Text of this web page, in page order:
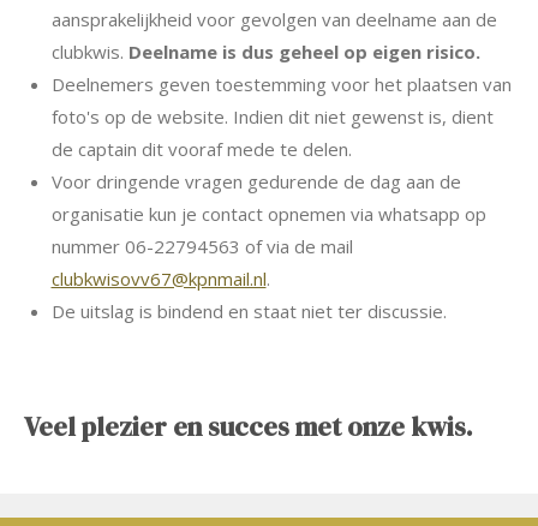
aansprakelijkheid voor gevolgen van deelname aan de
clubkwis. Deelname is dus geheel op eigen risico.
Deelnemers geven toestemming voor het plaatsen van
foto's op de website. Indien dit niet gewenst is, dient
de captain dit vooraf mede te delen.
Voor dringende vragen gedurende de dag aan de
organisatie kun je contact opnemen via whatsapp op
nummer 06-22794563 of via de mail
clubkwisovv67@kpnmail.nl.
De uitslag is bindend en staat niet ter discussie.
Veel plezier en succes met onze kwis.